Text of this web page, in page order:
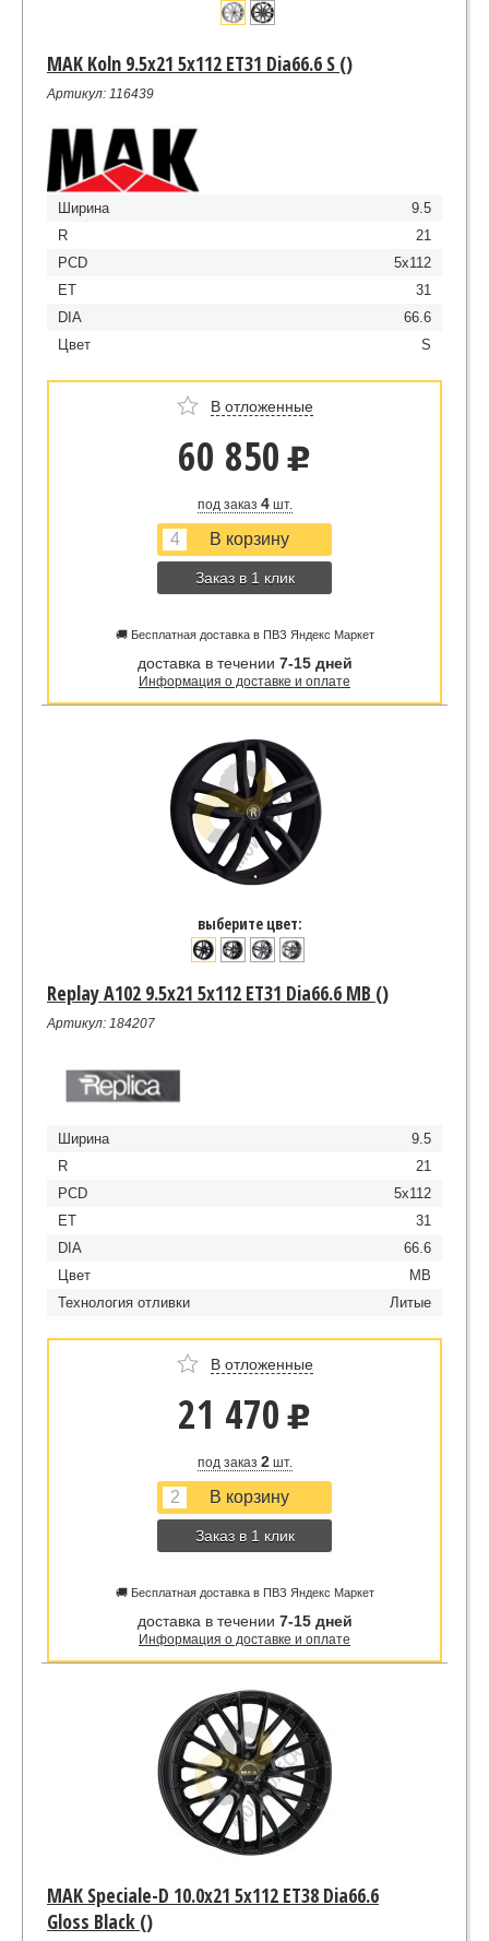
MAK Koln 9.5x21 5x112 ET31 Dia66.6 S ()
Артикул: 116439
Ширина
9.5
R
21
PCD
5x112
ET
31
DIA
66.6
Цвет
S
В отложенные
60 850 u
под заказ 4шт.
Заказ в 1 клик
🚚 Бесплатная доставка в ПВЗ Яндекс Маркет
доставка в течении 7-15 дней
Информация о доставке и оплате
выберите цвет:
Replay A102 9.5x21 5x112 ET31 Dia66.6 MB ()
Артикул: 184207
Ширина
9.5
R
21
PCD
5x112
ET
31
DIA
66.6
Цвет
MB
Технология отливки
Литые
В отложенные
21 470 u
под заказ 2шт.
Заказ в 1 клик
🚚 Бесплатная доставка в ПВЗ Яндекс Маркет
доставка в течении 7-15 дней
Информация о доставке и оплате
MAK Speciale-D 10.0x21 5x112 ET38 Dia66.6
Gloss Black ()